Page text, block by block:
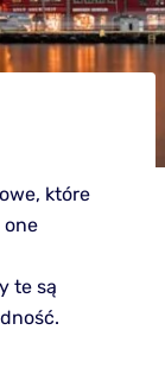
które
one
te są